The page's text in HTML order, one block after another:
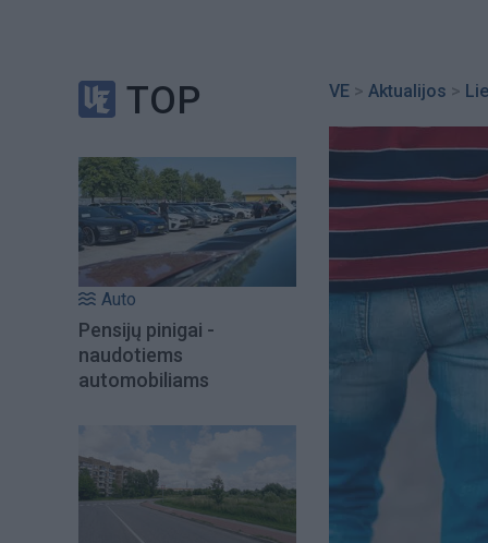
TOP
Auto
Pensijų pinigai -
naudotiems
automobiliams
VE > Aktualijos >